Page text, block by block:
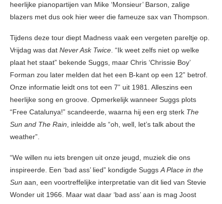
heerlijke pianopartijen van Mike ‘Monsieur’ Barson, zalige
blazers met dus ook hier weer die fameuze sax van Thompson.
Tijdens deze tour diept Madness vaak een vergeten pareltje op.
Vrijdag was dat Never Ask Twice. “Ik weet zelfs niet op welke
plaat het staat” bekende Suggs, maar Chris ‘Chrissie Boy’
Forman zou later melden dat het een B-kant op een 12” betrof.
Onze informatie leidt ons tot een 7” uit 1981. Alleszins een
heerlijke song en groove. Opmerkelijk wanneer Suggs plots
“Free Catalunya!” scandeerde, waarna hij een erg sterk The
Sun and The Rain, inleidde als “oh, well, let’s talk about the
weather”.
“We willen nu iets brengen uit onze jeugd, muziek die ons
inspireerde. Een ‘bad ass’ lied” kondigde SuggsA Place in the
Sun aan, een voortreffelijke interpretatie van dit lied van Stevie
Wonder uit 1966. Maar wat daar ‘bad ass’ aan is mag Joost